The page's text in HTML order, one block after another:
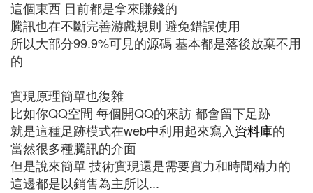
這個東西 目前都是拿來賺錢的
騰訊也在不斷完善游戲規則 避免錯誤使用
所以大部分99.9%可見的源碼 基本都是落後放棄不用
的
實現原理簡單也復雜
比如你QQ空間 每個開QQ的來訪 都會留下足跡
就是這種足跡模式在web中利用起來寫入資料庫的
當然很多種騰訊的介面
但是說來簡單 技術實現還是需要實力和時間精力的
這邊都是以銷售為主所以...